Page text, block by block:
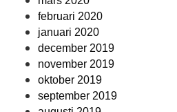
februari 2020
januari 2020
december 2019
november 2019
oktober 2019
september 2019